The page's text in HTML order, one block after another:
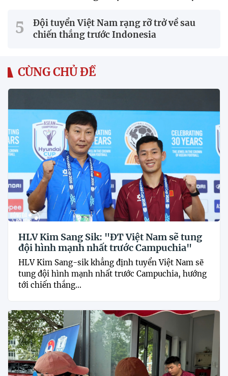
Đội tuyển Việt Nam rạng rỡ trở về sau
chiến thắng trước Indonesia
CÙNG CHỦ ĐỀ
HLV Kim Sang Sik: "ĐT Việt Nam sẽ tung
đội hình mạnh nhất trước Campuchia"
HLV Kim Sang-sik khẳng định tuyển Việt Nam sẽ
tung đội hình mạnh nhất trước Campuchia, hướng
tới chiến thắng...